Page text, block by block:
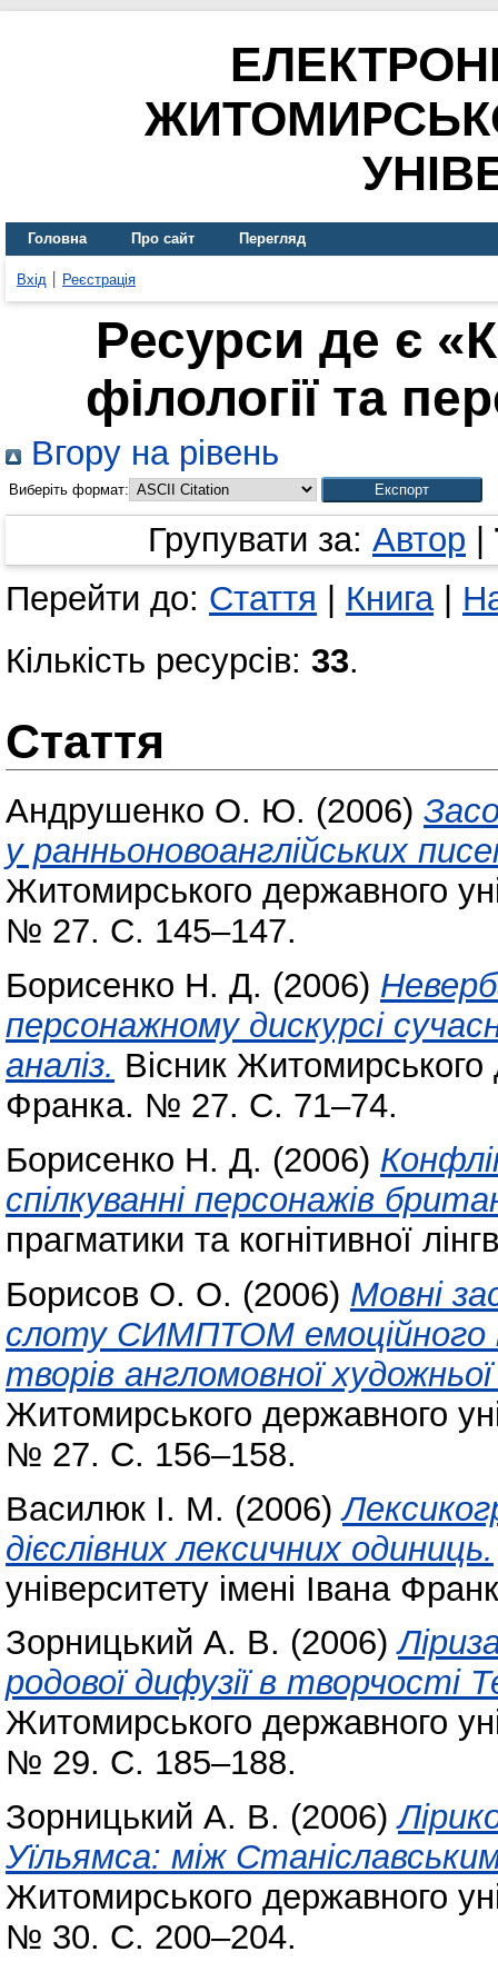
Головна Про сайт Перегляд
Вхід Реєстрація
Ресурси де є
філології та
Вгору на рівень
Виберіть формат:
Групувати за: Автор
Перейти до: Стаття Книга|
Кількість ресурсів: 33.
Стаття
Андрушенко О. Ю. (2006)
у ранньоновоанглійських
Житомирського державного
№ 27. С. 145–147.
Борисенко Н. Д. (2006)
персонажному дискурсі
аналіз. Вісник Житомирського
Франка. № 27. С. 71–74.
Борисенко Н. Д. (2006)
спілкуванні персонажів
прагматики та когнітивної
Борисов О. О. (2006) Мовні
слоту СИМПТОМ емоційного
творів англомовної
Житомирського державного
№ 27. С. 156–158.
Василюк І. М. (2006)
дієслівних лексичних одиниць.
університету імені Івана
Зорницький А. В. (2006)
родової дифузії в творчості
Житомирського державного
№ 29. С. 185–188.
Зорницький А. В. (2006)
Уїльямса: між
Житомирського державного
№ 30. С. 200–204.